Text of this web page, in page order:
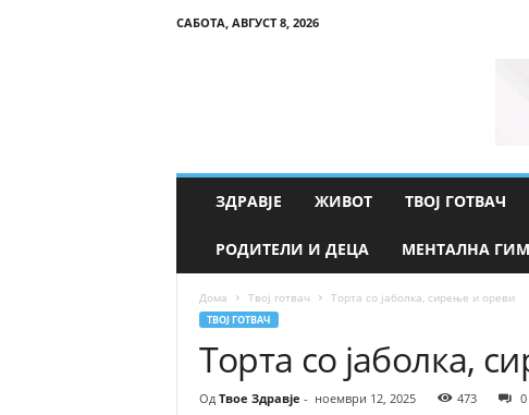
САБОТА, АВГУСТ 8, 2026
ЗДРАВЈЕ ЖИВОТ ТВОЈ ГОТВАЧ
РОДИТЕЛИ И ДЕЦА МЕНТАЛНА
Дома Твој готвач Торта со јаболка, сирење и ореви
ТВОЈ ГОТВАЧ
Торта со јаболка,
Од Твое Здравје - ноември 12, 2025 473 0